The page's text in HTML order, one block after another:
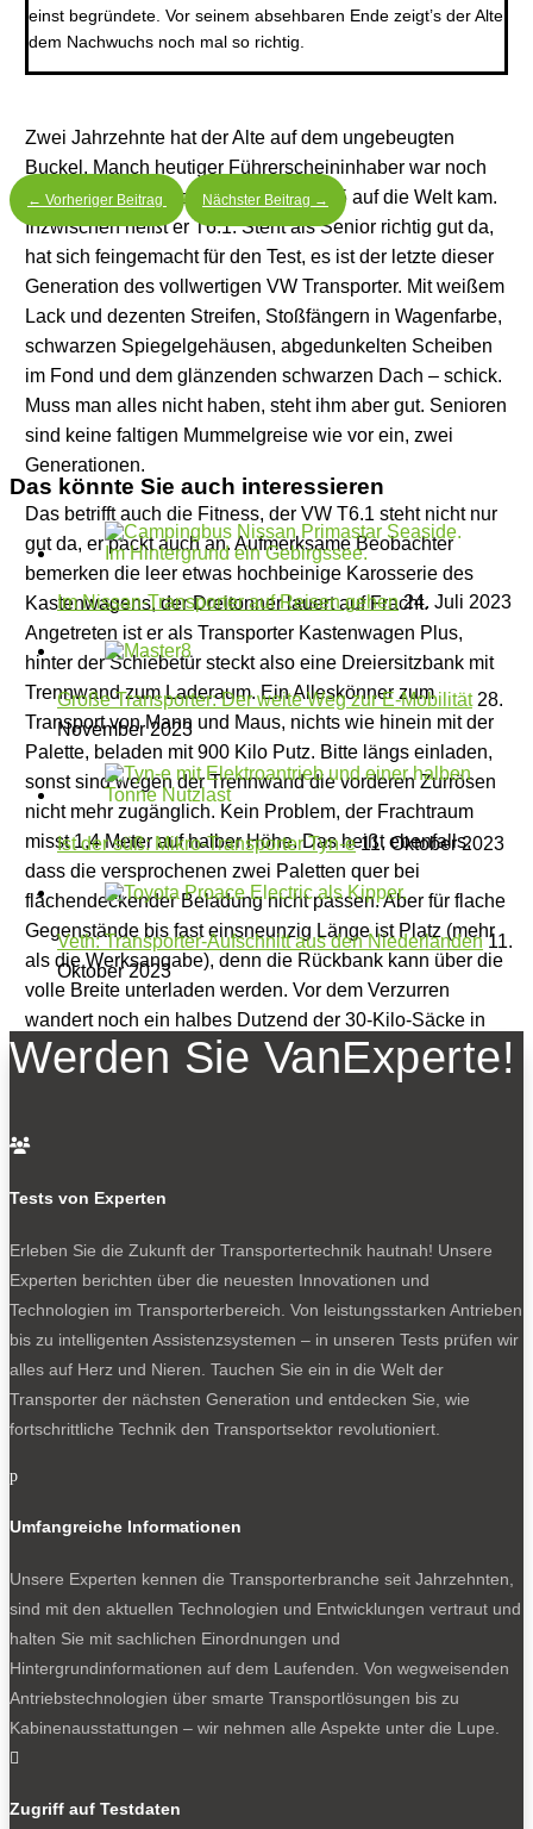
einst begründete. Vor seinem absehbaren Ende zeigt’s der Alte
dem Nachwuchs noch mal so richtig.
Zwei Jahrzehnte hat der Alte auf dem ungebeugten
Buckel. Manch heutiger Führerscheininhaber war noch
nicht geboren, als der VW 2003 als T5 auf die Welt kam.
Inzwischen heißt er T6.1. Steht als Senior richtig gut da,
hat sich feingemacht für den Test, es ist der letzte dieser
Generation des vollwertigen VW Transporter. Mit weißem
Lack und dezenten Streifen, Stoßfängern in Wagenfarbe,
schwarzen Spiegelgehäusen, abgedunkelten Scheiben
im Fond und dem glänzenden schwarzen Dach – schick.
Muss man alles nicht haben, steht ihm aber gut. Senioren
sind keine faltigen Mummelgreise wie vor ein, zwei
Generationen.
Das betrifft auch die Fitness, der VW T6.1 steht nicht nur
gut da, er packt auch an. Aufmerksame Beobachter
bemerken die leer etwas hochbeinige Karosserie des
Kastenwagens, der Dreitonner lauert auf Fracht.
Angetreten ist er als Transporter Kastenwagen Plus,
hinter der Schiebetür steckt also eine Dreiersitzbank mit
Trennwand zum Laderaum. Ein Alleskönner zum
Transport von Mann und Maus, nichts wie hinein mit der
Palette, beladen mit 900 Kilo Putz. Bitte längs einladen,
sonst sind wegen der Trennwand die vorderen Zurrösen
nicht mehr zugänglich. Kein Problem, der Frachtraum
misst 1,4 Meter auf halber Höhe. Das heißt ebenfalls,
dass die versprochenen zwei Paletten quer bei
flächendeckender Beladung nicht passen. Aber für flache
Gegenstände bis fast einsneunzig Länge ist Platz (mehr
als die Werksangabe), denn die Rückbank kann über die
volle Breite unterladen werden. Vor dem Verzurren
wandert noch ein halbes Dutzend der 30-Kilo-Säcke in
Handarbeit nach vorn vor die Rückbank, die
Achslastverteilung, klar.
Frachtabteil vor einpacken des Testballasts: je
oben eine kleine LED-Lampe, unten empfiehlt
sich ein Bodenbelag.
Typisch T6.1: Anlasser wie ein Raucherkatarrh,
Reibeisenstimme wie einst Joe Cocker
Dieselmotors, der Joe Cocker unter den Motoren. An
Schaltknauf und einen Handbremshebel. Und fast keine
Assistenzsysteme. Der Fahrer kann daher – im
Transporter unvermeidlich – auf kurvigen Landstraßen
und in Autobahnbaustellen die Begrenzungslinien
touchieren, ohne ein Feuerwerk an Warnungen in Gang
zu setzen. Kein übereifriger Assistent lenkt den T6.1 auf
Klimatisierung lässt sich mit drei übersichtlichen
← Vorheriger Beitrag Nächster Beitrag →
Das könnte Sie auch interessieren
Im Nissan-Transporter auf Reisen gehen24. Juli 2023
Große Transporter: Der weite Weg zur E-Mobilität28.
November 2023
Ist der süß: Mikro-Transporter Tyn-e11. Oktober 2023
Veth: Transporter-Aufschnitt aus den Niederlanden11.
Oktober 2023
Werden Sie VanExperte!

Tests von Experten
Erleben Sie die Zukunft der Transportertechnik hautnah! Unsere
Experten berichten über die neuesten Innovationen und
Technologien im Transporterbereich. Von leistungsstarken Antrieben
bis zu intelligenten Assistenzsystemen – in unseren Tests prüfen wir
alles auf Herz und Nieren. Tauchen Sie ein in die Welt der
Transporter der nächsten Generation und entdecken Sie, wie
fortschrittliche Technik den Transportsektor revolutioniert.
p
Umfangreiche Informationen
Unsere Experten kennen die Transporterbranche seit Jahrzehnten,
sind mit den aktuellen Technologien und Entwicklungen vertraut und
halten Sie mit sachlichen Einordnungen und
Hintergrundinformationen auf dem Laufenden. Von wegweisenden
Antriebstechnologien über smarte Transportlösungen bis zu
Kabinenausstattungen – wir nehmen alle Aspekte unter die Lupe.

Zugriff auf Testdaten